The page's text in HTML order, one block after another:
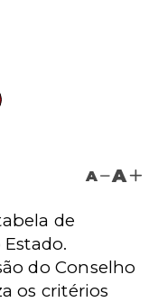
A A
de
do Conselho
os critérios